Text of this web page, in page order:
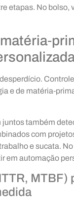
etapas. No bolso,
e de
também
com
e sucata.
em automação
MTBF)